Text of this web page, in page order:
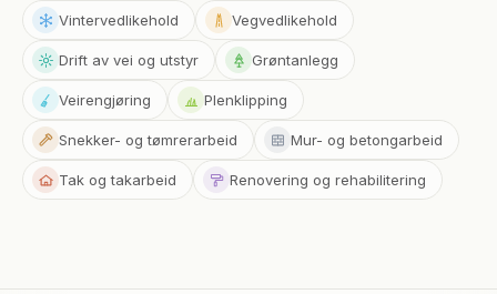
Vintervedlikehold Vegvedlikehold
Drift av vei og utstyr Grøntanlegg
Veirengjøring Plenklipping
Snekker- og tømrerarbeid Mur- og betongarbeid
Tak og takarbeid Renovering og rehabilitering